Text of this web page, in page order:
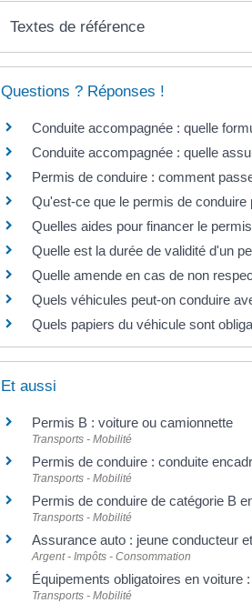
Textes de référence
Questions ? Réponses !
Conduite accompagnée : quelle
Conduite accompagnée : quelle
Permis de conduire : comment
Qu'est-ce que le permis de conduire
Quelles aides pour financer le
Quelle est la durée de validité d'un
Quelle amende en cas de non
Quels véhicules peut-on conduire
Quels papiers du véhicule sont
Et aussi
Permis B : voiture ou camionnette
Transports - Mobilité
Permis de conduire : conduite
Transports - Mobilité
Permis de conduire de catégorie B
Transports - Mobilité
Assurance auto : jeune conducteur
Argent - Impôts - Consommation
Équipements obligatoires en voiture
Transports - Mobilité